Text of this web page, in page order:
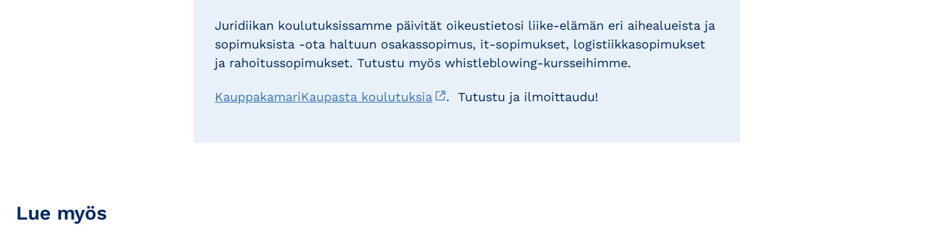
Juridiikan koulutuksissamme päivität oikeustietosi liike-elämän eri aihealueista ja
sopimuksista -ota haltuun osakassopimus, it-sopimukset, logistiikkasopimukset
ja rahoitussopimukset. Tutustu myös whistleblowing-kursseihimme.
KauppakamariKaupasta koulutuksia . Tutustu ja ilmoittaudu!
Lue myös